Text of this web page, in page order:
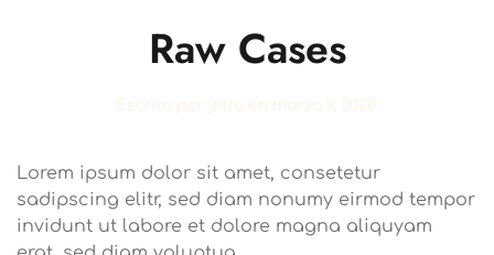
Raw Cases
Escrito por jetro en marzo 9, 2020.
Lorem ipsum dolor sit amet, consetetur
sadipscing elitr, sed diam nonumy eirmod tempor
invidunt ut labore et dolore magna aliquyam